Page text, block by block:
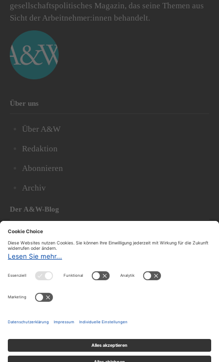
gesellschaftspolitisches Magazin, das seine Themen aus
Sicht der Arbeitnehmer:innen behandelt.
Über uns
Über A&W
Redaktion
Abonnieren
Archiv
Der A&W-Blog
DerA&W-Blog
hat sich in den vergangenen Jahren zu einem der
bedeutendsten politischen Blogs in Österreich
entwickelt.
Impressum und Offenlegung|